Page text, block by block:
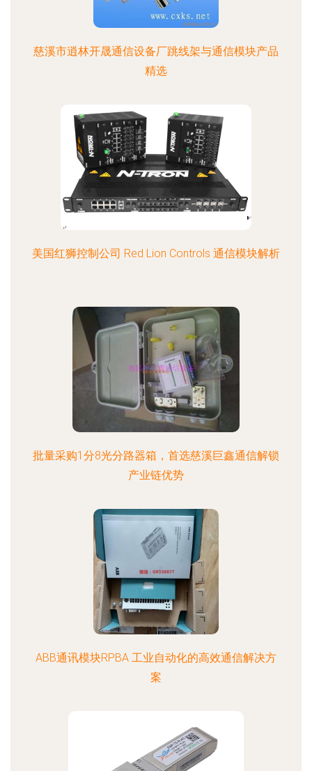
慈溪市逍林开晟通信设备厂跳线架与通信模块产品
精选
美国红狮控制公司 Red Lion Controls 通信模块解析
批量采购1分8光分路器箱，首选慈溪巨鑫通信解锁
产业链优势
ABB通讯模块RPBA 工业自动化的高效通信解决方
案